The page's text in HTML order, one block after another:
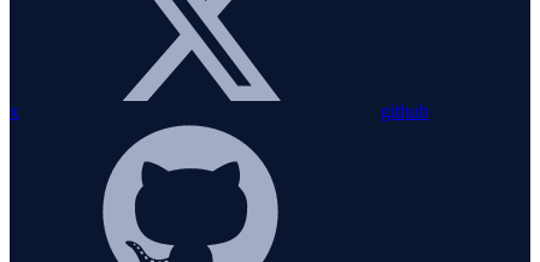
x github